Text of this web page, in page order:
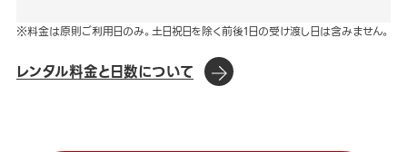
※料金は原則ご利用日のみ。土日祝日を除く前後1日の受け渡し日は含みません。
レンタル料金と日数について